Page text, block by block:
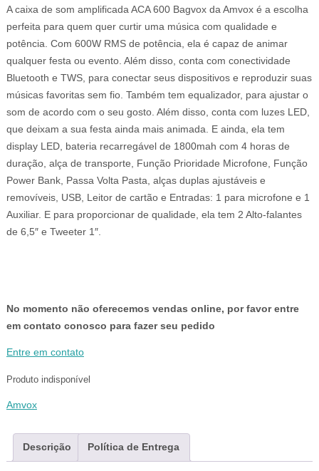
A caixa de som amplificada ACA 600 Bagvox da Amvox é a escolha
perfeita para quem quer curtir uma música com qualidade e
potência. Com 600W RMS de potência, ela é capaz de animar
qualquer festa ou evento. Além disso, conta com conectividade
Bluetooth e TWS, para conectar seus dispositivos e reproduzir suas
músicas favoritas sem fio. Também tem equalizador, para ajustar o
som de acordo com o seu gosto. Além disso, conta com luzes LED,
que deixam a sua festa ainda mais animada. E ainda, ela tem
display LED, bateria recarregável de 1800mah com 4 horas de
duração, alça de transporte, Função Prioridade Microfone, Função
Power Bank, Passa Volta Pasta, alças duplas ajustáveis e
removíveis, USB, Leitor de cartão e Entradas: 1 para microfone e 1
Auxiliar. E para proporcionar de qualidade, ela tem 2 Alto-falantes
de 6,5″ e Tweeter 1″.
No momento não oferecemos vendas online, por favor entre
em contato conosco para fazer seu pedido
Entre em contato
Produto indisponível
Amvox
Descrição Política de Entrega